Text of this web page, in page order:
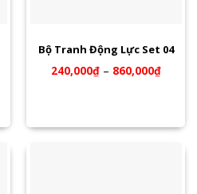
Bộ Tranh Động Lực Set 04
240,000₫– 860,000₫